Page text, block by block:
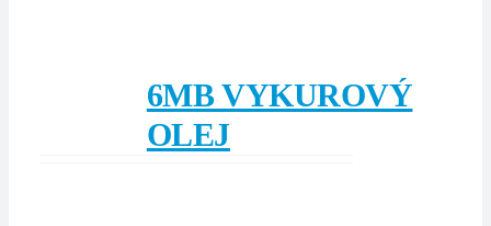
6MB VYKUROVÝ
OLEJ